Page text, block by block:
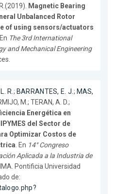
Magnetic Bearing
Unbalanced Rotor
of using sensors/actuators
The 3rd International
and Mechanical Engineering
R.; BARRANTES, E. J.; MAS,
M.; TERAN, A. D.;
Energética en
del Sector de
Optimizar Costos de
. En 14° Congreso
Aplicada a la Industria de
Pontificia Universidad
de: